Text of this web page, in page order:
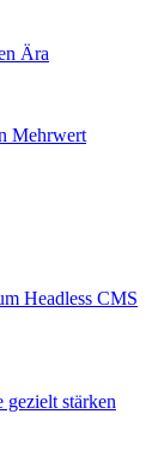
Ära
Mehrwert
Headless CMS
gezielt stärken